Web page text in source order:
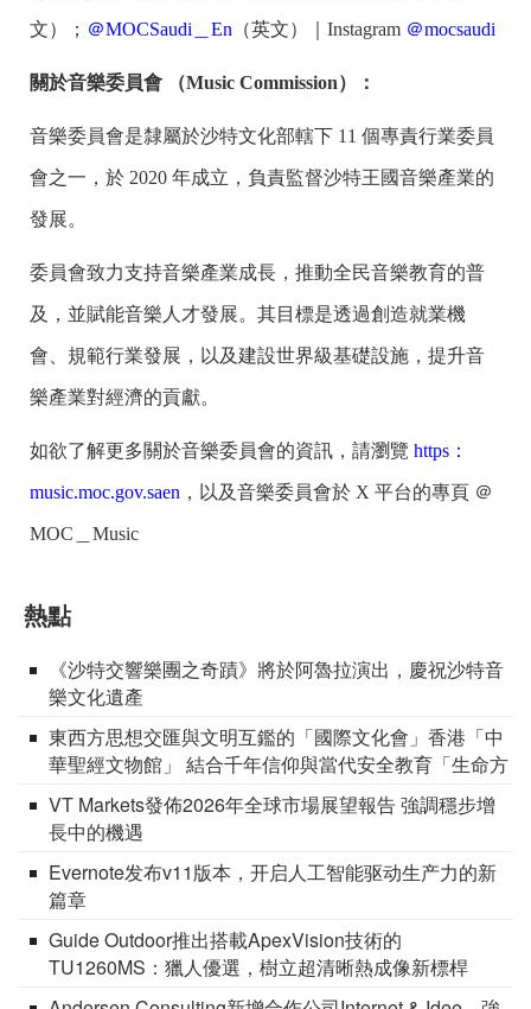
文）； ＠MOCSaudi＿En （英文）｜Instagram ＠mocsaudi
關於音樂委員會 （Music Commission） ：
音樂委員會是隸屬於沙特文化部轄下 11 個專責行業委員
會之一，於 2020 年成立，負責監督沙特王國音樂產業的
發展。
委員會致力支持音樂產業成長，推動全民音樂教育的普
及，並賦能音樂人才發展。其目標是透過創造就業機
會、規範行業發展，以及建設世界級基礎設施，提升音
樂產業對經濟的貢獻。
如欲了解更多關於音樂委員會的資訊，請瀏覽 https：
music.moc.gov.saen ，以及音樂委員會於 X 平台的專頁 ＠
MOC＿Music
熱點
《沙特交響樂團之奇蹟》將於阿魯拉演出，慶祝沙特音
樂文化遺產
東西方思想交匯與文明互鑑的「國際文化會」香港「中
華聖經文物館」 結合千年信仰與當代安全教育「生命方
舟」開幕
VT Markets發佈2026年全球市場展望報告 強調穩步增
長中的機遇
Evernote发布v11版本，开启人工智能驱动生产力的新
篇章
Guide Outdoor推出搭載ApexVision技術的
TU1260MS：獵人優選，樹立超清晰熱成像新標桿